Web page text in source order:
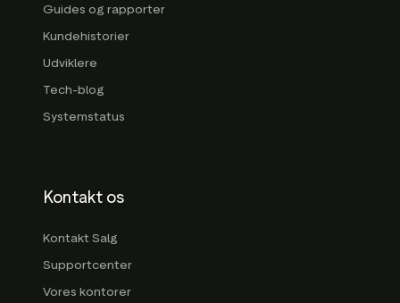
Guides og rapporter
Kundehistorier
Udviklere
Tech-blog
Systemstatus
Kontakt os
Kontakt Salg
Supportcenter
Vores kontorer